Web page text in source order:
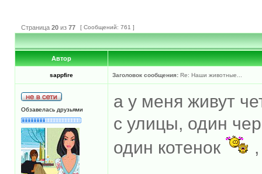
Страница 20 из 77 [ Сообщений: 761 ]
Автор
sappfire Заголовок сообщения: Re: Наши животные...
Обзавелась друзьями
а у меня живут
с улицы, один
один котенок